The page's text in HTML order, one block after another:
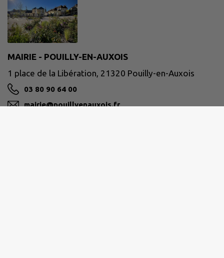
MAIRIE - POUILLY-EN-AUXOIS
1 place de la Libération, 21320 Pouilly-en-Auxois
03 80 90 64 00
mairie@pouillyenauxois.fr